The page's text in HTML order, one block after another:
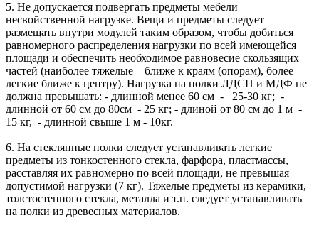
5. Не допускается подвергать предметы мебели
несвойственной нагрузке. Вещи и предметы следует
размещать внутри модулей таким образом, чтобы добиться
равномерного распределения нагрузки по всей имеющейся
площади и обеспечить необходимое равновесие скользящих
частей (наиболее тяжелые – ближе к краям (опорам), более
легкие ближе к центру). Нагрузка на полки ЛДСП и МДФ не
должна превышать: - длинной менее 60 см - 25-30 кг; -
длинной от 60 см до 80см - 25 кг; - длиной от 80 см до 1 м -
15 кг, - длинной свыше 1 м - 10кг.
6. На стеклянные полки следует устанавливать легкие
предметы из тонкостенного стекла, фарфора, пластмассы,
расставляя их равномерно по всей площади, не превышая
допустимой нагрузки (7 кг). Тяжелые предметы из керамики,
толстостенного стекла, металла и т.п. следует устанавливать
на полки из древесных материалов.